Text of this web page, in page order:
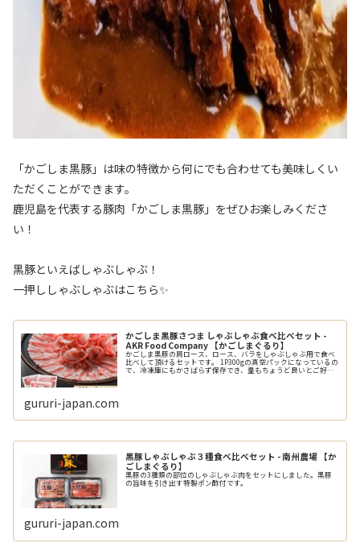
「かごしま黒豚」は味の特徴から何にでも合わせても美味しくい
ただくことができます。
鹿児島を代表する豚肉「かごしま黒豚」をぜひお楽しみくださ
い！
黒豚といえばしゃぶしゃぶ！
一押ししゃぶしゃぶはこちら✨
かごしま黒豚さつま しゃぶしゃぶ食べ比べセット -
AKR Food Company 【かごしまぐるり】
かごしま黒豚の肩ロース、ロース、バラをしゃぶしゃぶ用で食べ
比べして頂けるセットです。 1P300gの真空パックになっているの
で、冷凍庫にもかさばらず保存でき、量もちょうど良いとご好評
gururi-japan.com
黒豚しゃぶしゃぶ３種食べ比べセット - 南州農場 【か
ごしまぐるり】
黒豚の3種類の部位のしゃぶしゃぶ肉をセットにしました。黒豚
の旨味を引き出す特製ポン酢付です。
gururi-japan.com